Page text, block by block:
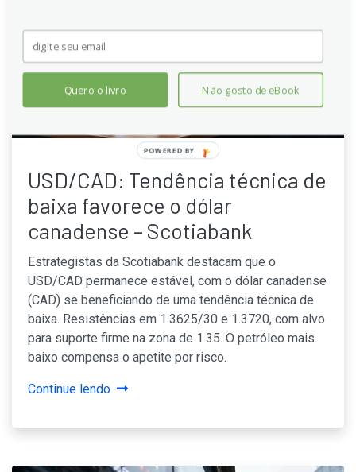
USD/CAD: Tendência técnica de
baixa favorece o dólar
canadense – Scotiabank
Estrategistas da Scotiabank destacam que o
USD/CAD permanece estável, com o dólar canadense
(CAD) se beneficiando de uma tendência técnica de
baixa. Resistências em 1.3625/30 e 1.3720, com alvo
para suporte firme na zona de 1.35. O petróleo mais
baixo compensa o apetite por risco.
Continue lendo
Quero o livro Não gosto de eBook
POWERED